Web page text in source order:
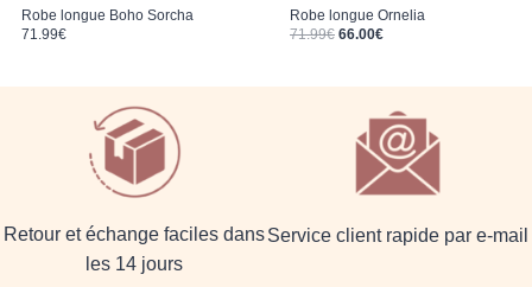
Robe longue Boho Sorcha
71.99€
Robe longue Ornelia
71.99€ Le prix initial était : 71.99€.
66.00€Le prix actuel est : 66.00€.
Retour et échange faciles dans
les 14 jours
Service client rapide par e-mail